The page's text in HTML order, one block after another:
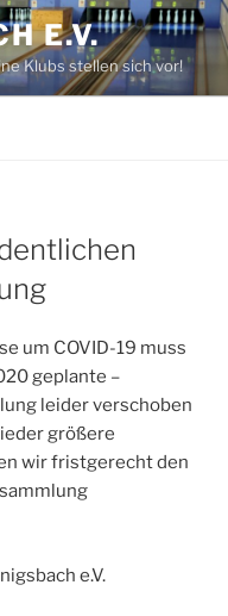
E.V.
Klubs stellen sich vor!
um COVID-19 muss
geplante –
leider verschoben
größere
wir fristgerecht den
e.V.